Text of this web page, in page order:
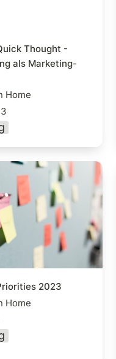
Thought -
als Marketing-
Home
2023
2023
Home